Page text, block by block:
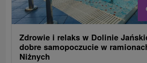
Zdrowie i relaks w Dolinie
dobre samopoczucie w
Niżnych